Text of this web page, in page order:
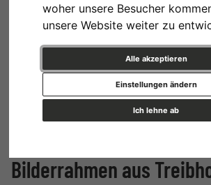
woher unsere Besucher
unsere Website weiter zu
Alle akzeptieren
Ich lehne ab
Einstellungen ändern
Bilderrahmen aus